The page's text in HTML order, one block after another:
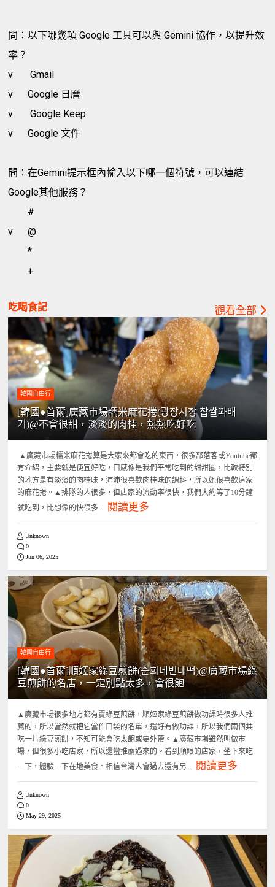
問：以下哪幾項 Google 工具可以與 Gemini 協作，以提升效
率？
v
Gmail
v
Google 日曆
v
Google Keep
v
Google 文件
問：在Gemini提示框內輸入以下哪一個符號，可以連結
Google其他服務？
#
v
@
*
+
吃喝食記 觀看全部
韓國自由行
[韓國●首爾]廣藏市場糯米麻花捲(광장시장 찹쌀꽈배
기)@不會很甜，淡淡的肉桂，熱熱吃好吃
▲廣藏市場糯米麻花捲算是大家來都會吃的東西，很多部落客或Youtube都
有介紹，主要就是便宜好吃，口感像是我們平常吃到的甜甜圈，比較特別
的地方是有淡淡的肉桂味，沛沛很喜歡肉桂味的調料，所以她很喜歡這家
的麻花捲。▲排隊的人很多，但店家的流動率很快，我們大約等了10分鐘
就吃到，比想像的快很多...
閱讀更多
Unknown
0
Jun 06, 2025
韓國自由行
[韓國●首爾]順姬家綠豆煎餅(순희네빈대떡)@廣藏市場綠
豆煎餅的名店，一定別點太多，會很飽
▲廣藏市場很多地方都有賣綠豆煎餅，順姬家綠豆煎餅做功課時很多人推
薦的，所以當然就把它當作口袋的名單，還好有做功課，所以我們兩個共
吃一片綠豆煎餅，不知可能會吃太飽或要外帶。▲廣藏市場雖然叫做市
場，但很多小吃店家，所以還蠻推薦過來的。看到順眼的店家，坐下來吃
一下，體驗一下在地美食。相信台灣人會過去還有另...
閱讀更多
Unknown
0
May 29, 2025